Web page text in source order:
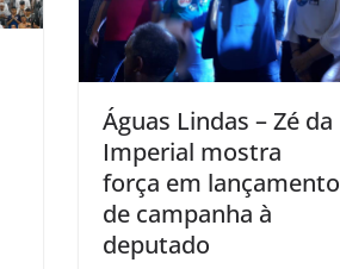
Águas Lindas – Zé da
Imperial mostra
força em lançamento
de campanha à
deputado